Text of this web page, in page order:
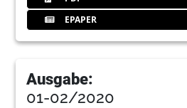
EPAPER
Ausgabe:
01-02/2020